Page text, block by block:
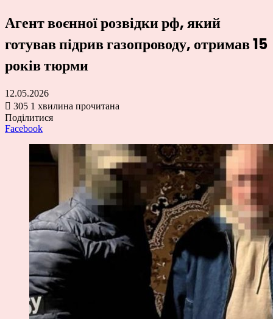
Агент воєнної розвідки рф, який
готував підрив газопроводу, отримав 15
років тюрми
12.05.2026
305 1 хвилина прочитана
Поділитися
Facebook